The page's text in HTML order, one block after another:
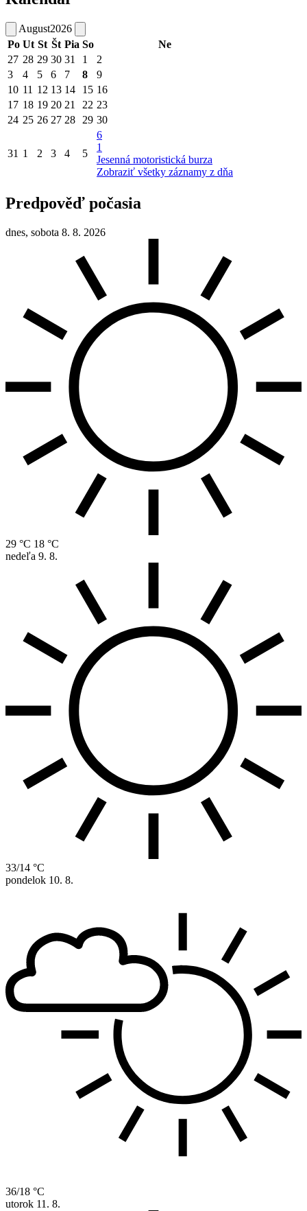
August2026
Po Ut St Št Pia So
Ne
27 28 29 30 31 1
2
3
4 5 6 7 8
9
10 11 12 13 14 15 16
17 18 19 20 21 22 23
24 25 26 27 28 29 30
31 1 2 3 4 5
6
1
Jesenná motoristická burza
Zobraziť všetky záznamy z dňa
Predpověď počasia
dnes, sobota 8. 8. 2026
29 °C 18 °C
nedeľa 9. 8.
33/14 °C
pondelok 10. 8.
36/18 °C
utorok 11. 8.